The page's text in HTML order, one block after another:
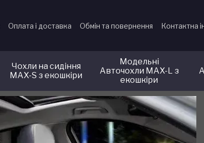
Оплата і доставка Обмін та повернення Контактна
Чохли на сидіння
MAX-S з екошкіри
Модельні
Авточохли MAX-L з
екошкіри